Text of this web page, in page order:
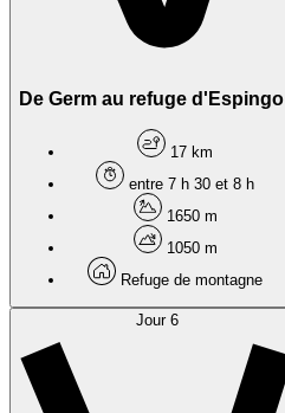
De Germ au refuge d'Espingo
17 km
entre 7 h 30 et 8 h
1650 m
1050 m
Refuge de montagne
Jour 6